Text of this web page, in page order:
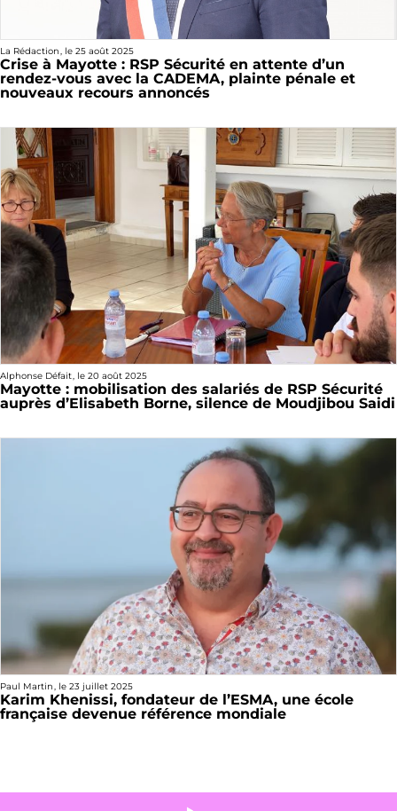
La Rédaction, le 25 août 2025
Crise à Mayotte : RSP Sécurité en attente d’un
rendez-vous avec la CADEMA, plainte pénale et
nouveaux recours annoncés
Alphonse Défait, le 20 août 2025
Mayotte : mobilisation des salariés de RSP Sécurité
auprès d’Elisabeth Borne, silence de Moudjibou Saidi
Paul Martin, le 23 juillet 2025
Karim Khenissi, fondateur de l’ESMA, une école
française devenue référence mondiale